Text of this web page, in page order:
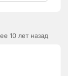
10 лет назад